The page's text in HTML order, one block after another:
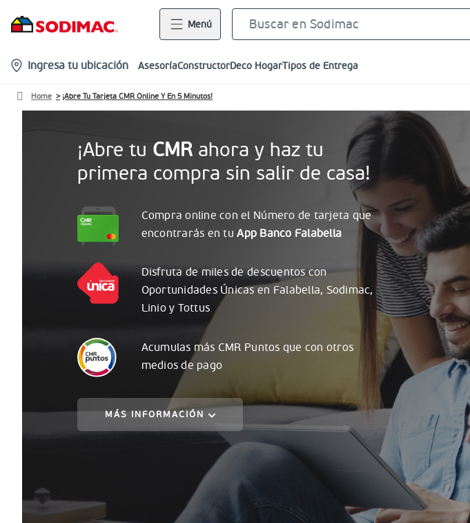
Menú
location-
icon
Ingresa tu ubicación AsesoríaConstructorDeco HogarTipos de Entrega
Home ¡Abre Tu Tarjeta CMR Online Y En 5 Minutos!
¡Abre tu CMR ahora y haz tu
primera compra sin salir de casa!
Compra online con el Número de tarjeta que
encontrarás en tu App Banco Falabella
Disfruta de miles de descuentos con
OportunidadesÚnicasen Falabella, Sodimac,
Linio y Tottus
Acumulas más CMR Puntos que con otros
medios de pago
MÁS INFORMACIÓN